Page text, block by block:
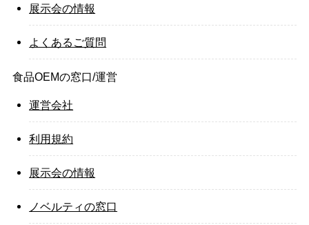
展示会の情報
よくあるご質問
食品OEMの窓口/運営
運営会社
利用規約
展示会の情報
ノベルティの窓口